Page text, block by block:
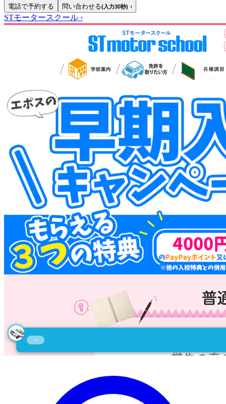
電話で予約する 問い合わせる(入力30秒) ›
STモータースクール ›